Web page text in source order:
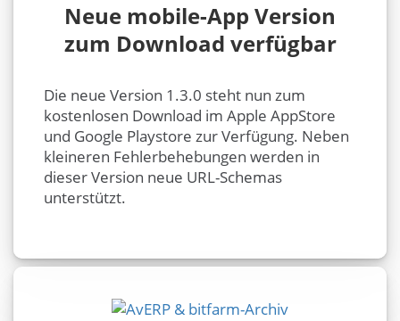
Neue mobile-App Version
zum Download verfügbar
Die neue Version 1.3.0 steht nun zum
kostenlosen Download im Apple AppStore
und Google Playstore zur Verfügung. Neben
kleineren Fehlerbehebungen werden in
dieser Version neue URL-Schemas
unterstützt.